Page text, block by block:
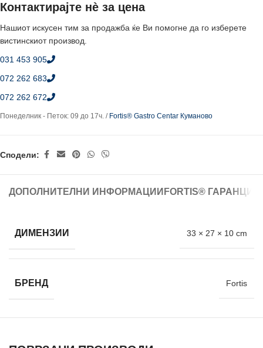
Контактирајте нè за цена
Нашиот искусен тим за продажба ќе Ви помогне да го изберете
вистинскиот производ.
031 453 905
072 262 683
072 262 672
Понеделник - Петок: 09 до 17ч. / Fortis® Gastro Centar Куманово
Сподели:
ДОПОЛНИТЕЛНИ ИНФОРМАЦИИ FORTIS®
ДИМЕНЗИИ 33 × 27 × 10 cm
БРЕНД Fortis